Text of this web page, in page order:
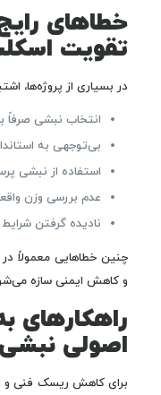
خطاهای
تقویت
در بسیاری از پروژه‌ها،
انتخاب نبشی صرفاً
بی‌توجهی به
استفاده از نبشی
عدم بررسی وزن
نادیده گرفتن
چنین خطاهایی معمولاً
و کاهش ایمنی سازه
راهکارهای
اصولی نبشی
برای کاهش ریسک فنی و